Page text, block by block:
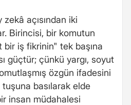
zekâ açısından iki
Birincisi, bir komutun
iş fikrinin" tek başına
güçtür; çünkü yargı, soyut
özgün ifadesini
basılarak elde
insan müdahalesi